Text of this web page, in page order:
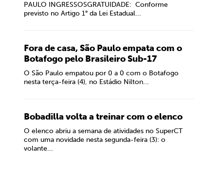
PAULO INGRESSOSGRATUIDADE: Conforme
previsto no Artigo 1° da Lei Estadual...
Fora de casa, São Paulo empata com o
Botafogo pelo Brasileiro Sub-17
O São Paulo empatou por 0 a 0 com o Botafogo
nesta terça-feira (4), no Estádio Nilton...
Bobadilla volta a treinar com o elenco
O elenco abriu a semana de atividades no SuperCT
com uma novidade nesta segunda-feira (3): o
volante...